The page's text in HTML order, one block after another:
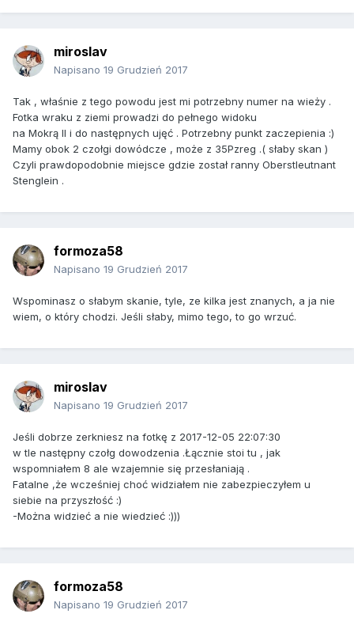
miroslav
Napisano 19 Grudzień 2017
Tak , właśnie z tego powodu jest mi potrzebny numer na wieży .
Fotka wraku z ziemi prowadzi do pełnego widoku
na Mokrą II i do następnych ujęć . Potrzebny punkt zaczepienia :)
Mamy obok 2 czołgi dowódcze , może z 35Pzreg .( słaby skan )
Czyli prawdopodobnie miejsce gdzie został ranny Oberstleutnant
Stenglein .
formoza58
Napisano 19 Grudzień 2017
Wspominasz o słabym skanie, tyle, ze kilka jest znanych, a ja nie
wiem, o który chodzi. Jeśli słaby, mimo tego, to go wrzuć.
miroslav
Napisano 19 Grudzień 2017
Jeśli dobrze zerkniesz na fotkę z 2017-12-05 22:07:30
w tle następny czołg dowodzenia .Łącznie stoi tu , jak
wspomniałem 8 ale wzajemnie się przesłaniają .
Fatalne ,że wcześniej choć widziałem nie zabezpieczyłem u
siebie na przyszłość :)
-Można widzieć a nie wiedzieć :)))
formoza58
Napisano 19 Grudzień 2017